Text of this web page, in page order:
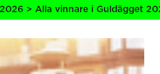
i Guldägget 2026 > Alla